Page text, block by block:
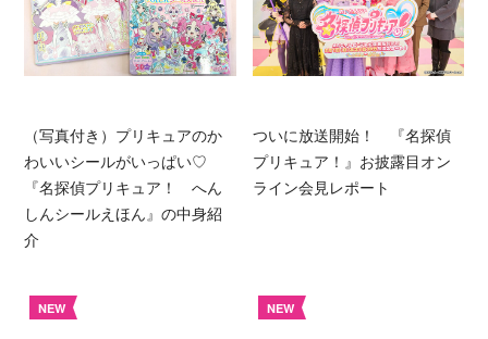
（写真付き）プリキュアのか
わいいシールがいっぱい♡
『名探偵プリキュア！ へん
しんシールえほん』の中身紹
介
ついに放送開始！ 『名探偵
プリキュア！』お披露目オン
ライン会見レポート
NEW NEW